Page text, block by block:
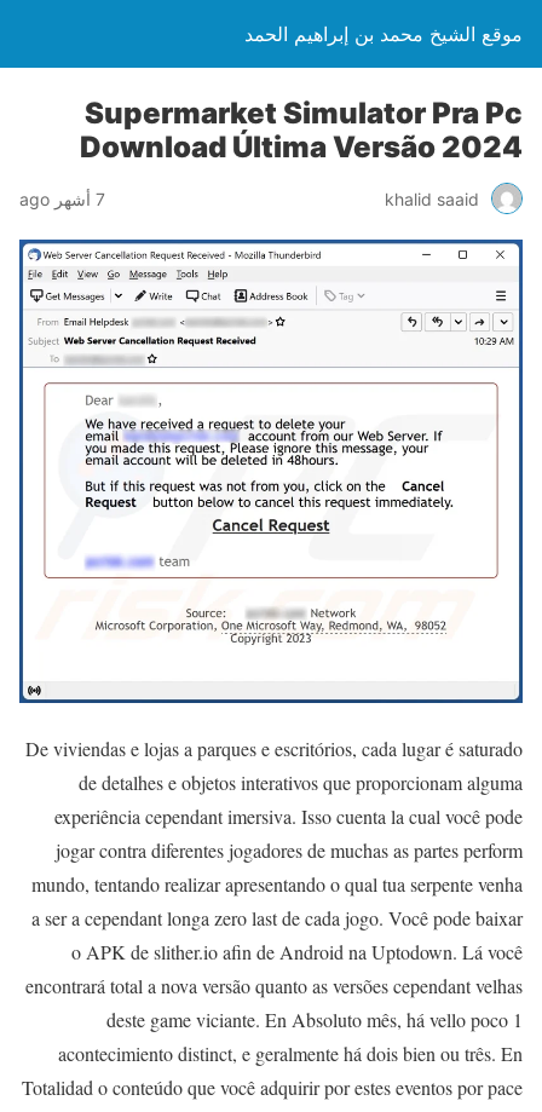
موقع الشيخ محمد بن إبراهيم الحمد
Supermarket Simulator Pra Pc
Download Última Versão 2024
khalid saaid 7 أشهر ago
De viviendas e lojas a parques e escritórios, cada lugar é saturado
de detalhes e objetos interativos que proporcionam alguma
experiência cependant imersiva. Isso cuenta la cual você pode
jogar contra diferentes jogadores de muchas as partes perform
mundo, tentando realizar apresentando o qual tua serpente venha
a ser a cependant longa zero last de cada jogo. Você pode baixar
o APK de slither.io afin de Android na Uptodown. Lá você
encontrará total a nova versão quanto as versões cependant velhas
deste game viciante. En Absoluto mês, há vello poco 1
acontecimiento distinct, e geralmente há dois bien ou três. En
Totalidad o conteúdo que você adquirir por estes eventos por pace